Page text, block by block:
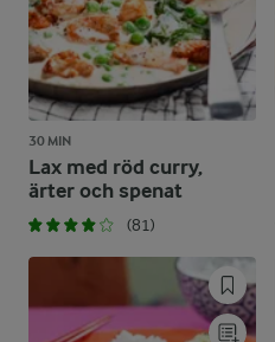
30 MIN
Lax med röd curry,
ärter och spenat
(81)